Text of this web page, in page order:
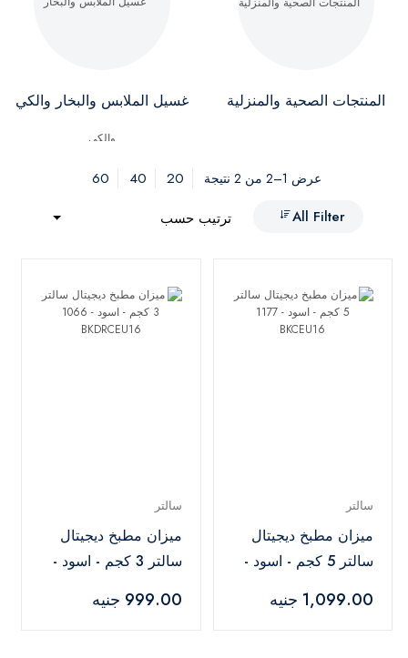
المنتجات الصحية والمنزلية غسيل الملابس والبخار والكي
عرض 1–2 من 2 نتيجة 20
40
60
All Filter
ترتيب حسب
سالتر
ميزان مطبخ ديجيتال
سالتر 5 كجم - اسود -
1,099.00 جنيه
سالتر
ميزان مطبخ ديجيتال
سالتر 3 كجم - اسود -
999.00 جنيه